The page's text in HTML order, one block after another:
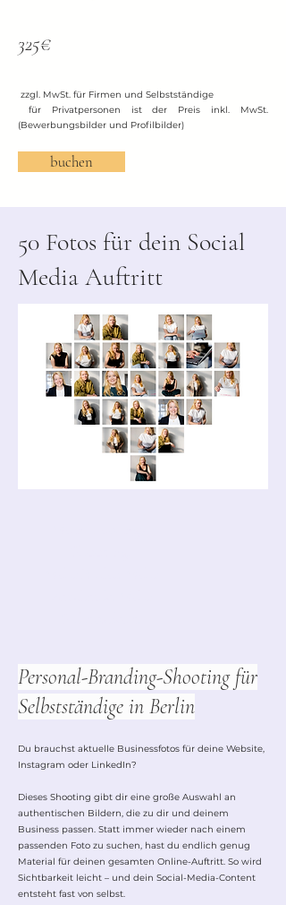
325€
zzgl. MwSt. für Firmen und Selbstständige
für Privatpersonen ist der Preis inkl. MwSt.
(Bewerbungsbilder und Profilbilder)
buchen
50 Fotos für dein Social
Media Auftritt
Personal-Branding-Shooting für
Selbstständige in Berlin
Du brauchst aktuelle Businessfotos für deine Website,
Instagram oder LinkedIn?
Dieses Shooting gibt dir eine große Auswahl an
authentischen Bildern, die zu dir und deinem
Business passen. Statt immer wieder nach einem
passenden Foto zu suchen, hast du endlich genug
Material für deinen gesamten Online-Auftritt. So wird
Sichtbarkeit leicht – und dein Social-Media-Content
entsteht fast von selbst.